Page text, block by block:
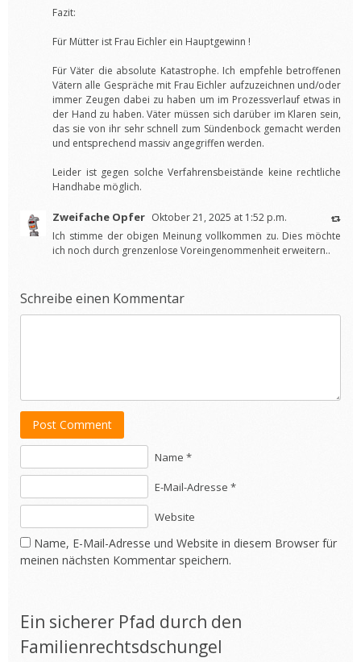
Fazit:
Für Mütter ist Frau Eichler ein Hauptgewinn !
Für Väter die absolute Katastrophe. Ich empfehle betroffenen
Vätern alle Gespräche mit Frau Eichler aufzuzeichnen und/oder
immer Zeugen dabei zu haben um im Prozessverlauf etwas in
der Hand zu haben. Väter müssen sich darüber im Klaren sein,
das sie von ihr sehr schnell zum Sündenbock gemacht werden
und entsprechend massiv angegriffen werden.
Leider ist gegen solche Verfahrensbeistände keine rechtliche
Handhabe möglich.
Zweifache Opfer Oktober 21, 2025 at 1:52 p.m.
Ich stimme der obigen Meinung vollkommen zu. Dies möchte
ich noch durch grenzenlose Voreingenommenheit erweitern..
Schreibe einen Kommentar
Post Comment
Name *
E-Mail-Adresse *
Website
Name, E-Mail-Adresse und Website in diesem Browser für
meinen nächsten Kommentar speichern.
Ein sicherer Pfad durch den
Familienrechtsdschungel